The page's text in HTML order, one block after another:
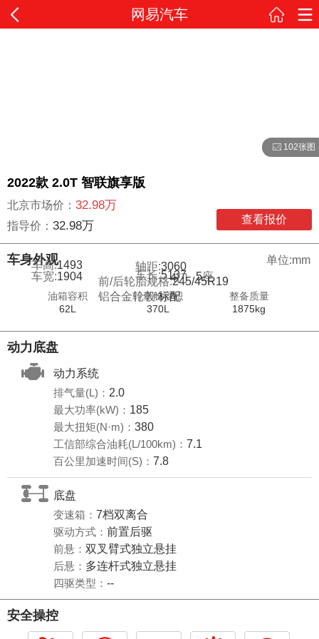
网易汽车
102张图
2022款 2.0T 智联旗享版
北京市场价： 32.98万
指导价： 32.98万 查看报价
车身外观
单位:mm
车长:5137
车宽:1904 5座
4门
车高:1493 轴距:3060
前/后轮胎规格:245/45R19
铝合金轮毂:标配
油箱容积
62L
行李舱容积
370L
整备质量
1875kg
动力底盘
动力系统
排气量(L)： 2.0
最大功率(kW)： 185
最大扭矩(N·m)： 380
工信部综合油耗(L/100km)： 7.1
百公里加速时间(S)： 7.8
底盘
变速箱： 7档双离合
驱动方式： 前置后驱
前悬： 双叉臂式独立悬挂
后悬： 多连杆式独立悬挂
四驱类型： --
安全操控